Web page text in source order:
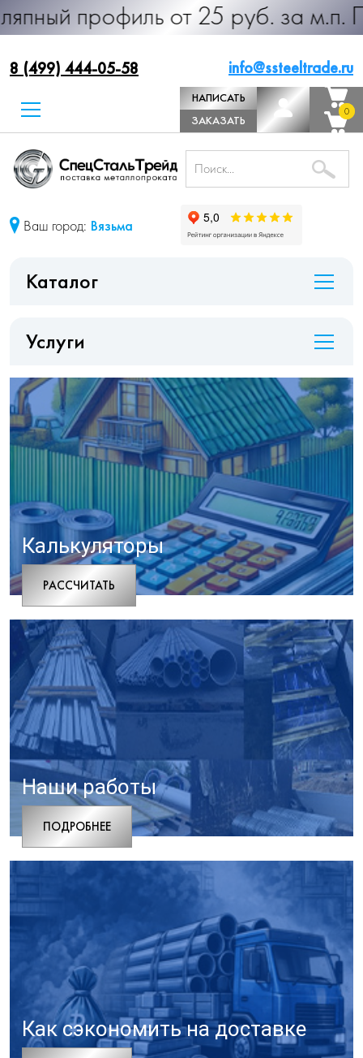
от 25 руб. за м.п.
8 (499) 444-05-58 info@ssteeltrade.ru
НАПИСАТЬ
ДИРЕКТОРУ
ЗАКАЗАТЬ
ЗВОНОК
0
0
Ваш город: Вязьма
Каталог
Услуги
Калькуляторы
РАCСЧИТАТЬ
Наши работы
ПОДРОБНЕЕ
Как сэкономить на доставке